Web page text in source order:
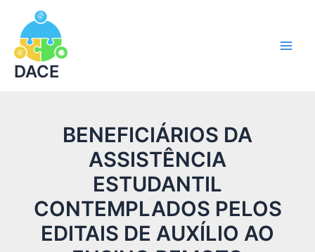
conteúdo
DACE
BENEFICIÁRIOS DA
ASSISTÊNCIA
ESTUDANTIL
CONTEMPLADOS PELOS
EDITAIS DE AUXÍLIO AO